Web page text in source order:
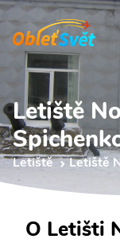
Letiště
Letiště Letiště
O Letišti